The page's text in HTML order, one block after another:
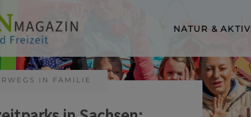
NATUR & AKTIV
IN FAMILIE